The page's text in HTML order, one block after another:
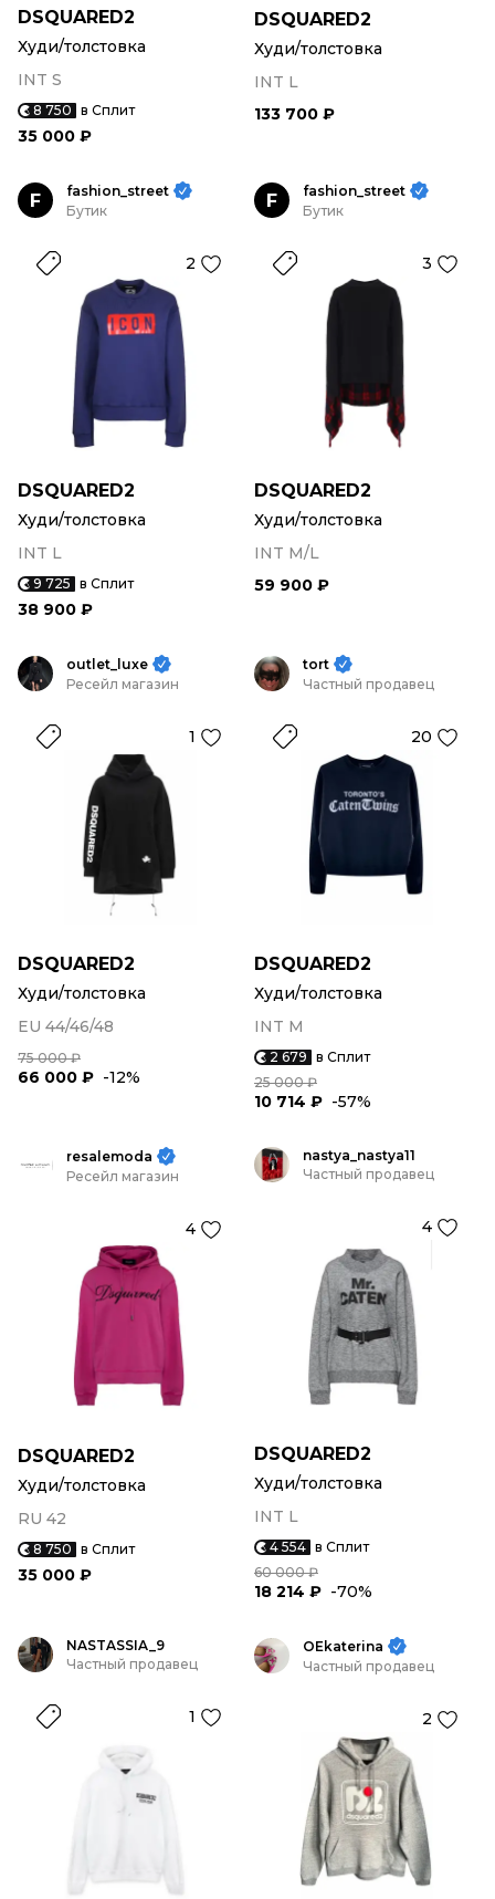
DSQUARED2
Худи/толстовка
INT S
8 750 в Сплит
35 000 ₽
DSQUARED2
Худи/толстовка
INT L
133 700 ₽
F
fashion_street
Бутик
2
DSQUARED2
Худи/толстовка
INT L
9 725 в Сплит
38 900 ₽
F
fashion_street
Бутик
3
DSQUARED2
Худи/толстовка
INT M/L
59 900 ₽
outlet_luxe
Ресейл магазин
1
DSQUARED2
Худи/толстовка
EU 44/46/48
75 000 ₽
66 000 ₽ -12%
tort
Частный продавец
20
DSQUARED2
Худи/толстовка
INT M
2 679 в Сплит
25 000 ₽
10 714 ₽ -57%
resalemoda
Ресейл магазин
4
DSQUARED2
Худи/толстовка
RU 42
8 750 в Сплит
35 000 ₽
nastya_nastya11
Частный продавец
4
DSQUARED2
Худи/толстовка
INT L
4 554 в Сплит
60 000 ₽
18 214 ₽ -70%
NASTASSIA_9
Частный продавец
1
OEkaterina
Частный продавец
2